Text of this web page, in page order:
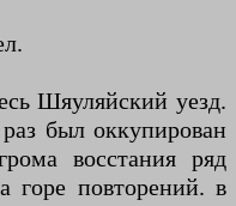
Шяуляйский уезд.
был оккупирован
восстания ряд
горе повторений. в